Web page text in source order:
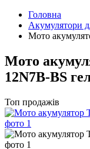
Головна
Акумулятори
Мото
Мото
12N7B-BS
Топ продажів